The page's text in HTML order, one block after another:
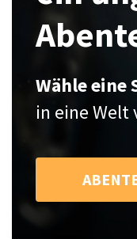
Wähle eine
in eine Welt